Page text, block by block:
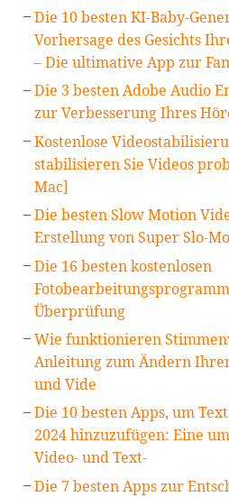
Die 10 besten KI-Baby-
Vorhersage des Gesichts
– Die ultimative App zur
Die 3 besten Adobe Audio
zur Verbesserung Ihres
Kostenlose
stabilisieren Sie Videos
Mac]
Die besten Slow Motion
Erstellung von Super Slo-Mo
Die 16 besten kostenlosen
Überprüfung
Wie funktionieren
Anleitung zum Ändern
und Vide
Die 10 besten Apps, um
2024 hinzuzufügen: Eine
Video- und Text-
Die 7 besten Apps zur